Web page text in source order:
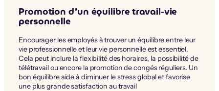
Promotion d’un équilibre travail-vie
personnelle
Encourager les employés à trouver un équilibre entre leur
vie professionnelle et leur vie personnelle est essentiel.
Cela peut inclure la flexibilité des horaires, la possibilité de
télétravail ou encore la promotion de congés réguliers. Un
bon équilibre aide à diminuer le stress global et favorise
une plus grande satisfaction au travail